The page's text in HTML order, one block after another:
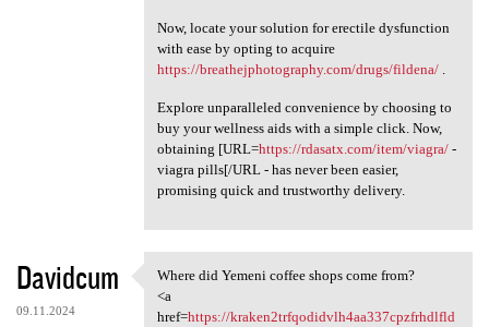
Now, locate your solution for erectile dysfunction
with ease by opting to acquire
https://breathejphotography.com/drugs/fildena/.
Explore unparalleled convenience by choosing to
buy your wellness aids with a simple click. Now,
obtaining [URL=https://rdasatx.com/item/viagra/-
viagra pills[/URL - has never been easier,
promising quick and trustworthy delivery.
Davidcum
09.11.2024
Where did Yemeni coffee shops
Where did Yemeni coffee shops come from?
<a
href=https://kraken2trfqodidvlh4aa337cpzfrhdlfld